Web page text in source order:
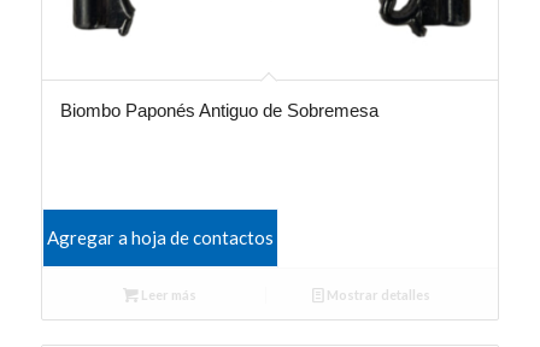
Biombo Paponés Antiguo de Sobremesa
Agregar a hoja de contactos
Leer más Mostrar detalles